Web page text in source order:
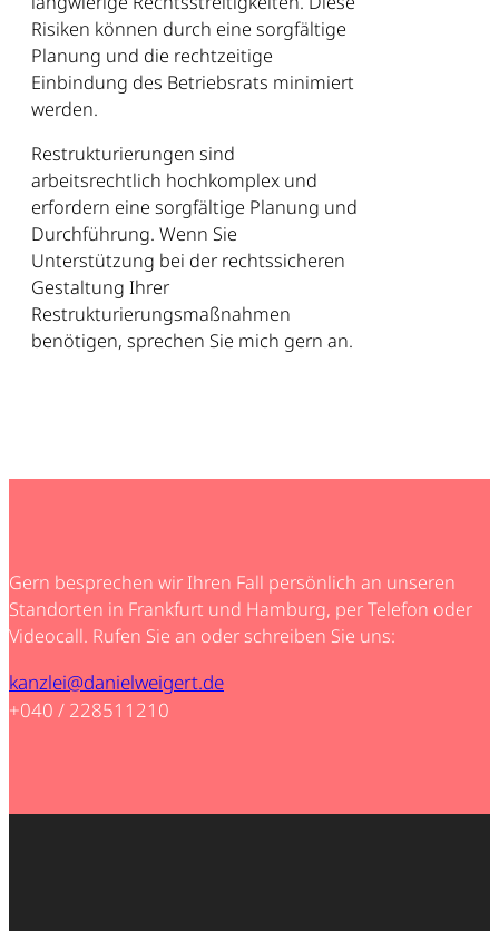
Risiken können durch eine sorgfältige
Planung und die rechtzeitige
Einbindung des Betriebsrats minimiert
werden.
Restrukturierungen sind
arbeitsrechtlich hochkomplex und
erfordern eine sorgfältige Planung und
Durchführung. Wenn Sie
Unterstützung bei der rechtssicheren
Gestaltung Ihrer
Restrukturierungsmaßnahmen
benötigen, sprechen Sie mich gern an.
Gern besprechen wir Ihren Fall persönlich an unseren
Standorten in Frankfurt und Hamburg, per Telefon oder
Videocall. Rufen Sie an oder schreiben Sie uns:
kanzlei@danielweigert.de
+040 / 228511210